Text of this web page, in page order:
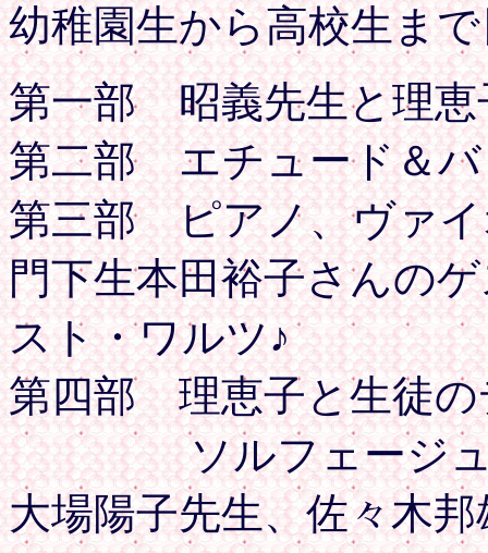
幼稚園生から高校生ま
第一部 昭義先生と理恵
第二部 エチュード＆バ
第三部 ピアノ、ヴァイ
門下生本田裕子さんの
スト・ワルツ♪
第四部 理恵子と生徒の
ソルフェージュで
大場陽子先生、佐々木